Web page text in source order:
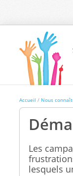
Accueil / Nous
Les
lesquels